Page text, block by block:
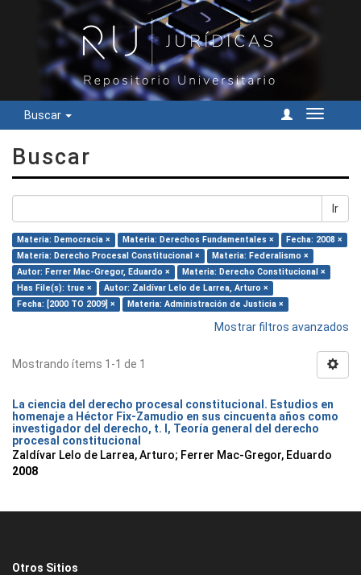
Buscar
Cambiar
Buscar
Ir
Materia: Democracia × Materia: Derechos Fundamentales ×
Fecha: 2008 ×
Materia: Derecho Procesal Constitucional ×
Materia: Federalismo ×
Autor: Ferrer Mac-Gregor, Eduardo ×
Materia: Derecho Constitucional ×
Has File(s): true ×
Autor: Zaldívar Lelo de Larrea, Arturo ×
Fecha: [2000 TO 2009] ×
Materia: Administración de Justicia ×
Mostrar filtros avanzados
Mostrando ítems 1-1 de 1
La ciencia del derecho procesal constitucional. Estudios en
homenaje a Héctor Fix-Zamudio en sus cincuenta años como
investigador del derecho, t. I, Teoría general del derecho
procesal constitucional
Zaldívar Lelo de Larrea, Arturo; Ferrer Mac-Gregor, Eduardo
2008
Otros Sitios